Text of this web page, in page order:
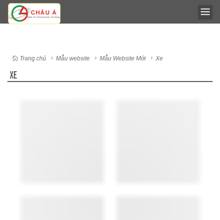
Trang chủ Mẫu website Mẫu Website Mới Xe
XE